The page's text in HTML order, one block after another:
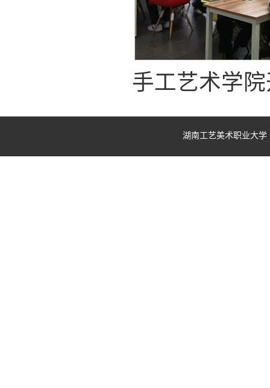
手工艺术学
湖南工艺美术职业大